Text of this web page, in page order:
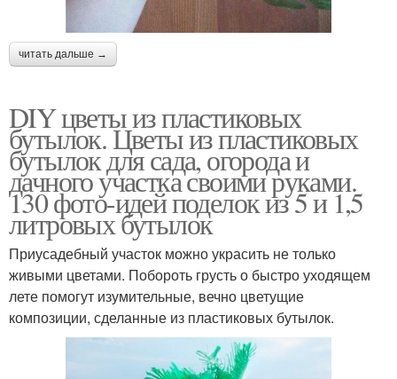
читать дальше →
DIY цветы из пластиковых
бутылок. Цветы из пластиковых
бутылок для сада, огорода и
дачного участка своими руками.
130 фото-идей поделок из 5 и 1,5
литровых бутылок
Приусадебный участок можно украсить не только
живыми цветами. Побороть грусть о быстро уходящем
лете помогут изумительные, вечно цветущие
композиции, сделанные из пластиковых бутылок.